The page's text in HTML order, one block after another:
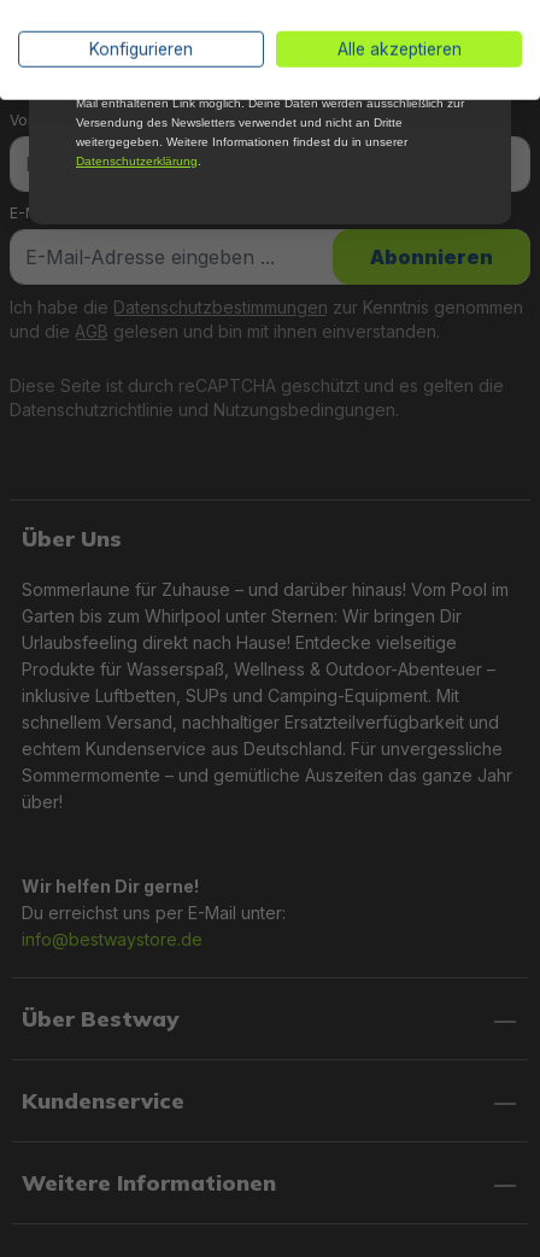
Gutschein auf nicht reduzierte Ware für Deinen
nächsten Einkauf.
E-Mail-Adresse
Vorname Nachname
Diese Seite ist durch reCAPTCHA geschützt und es gelten die
Datenschutzrichtlinie und Nutzungsbedingungen.
Ich habe die Datenschutzbestimmungen zur Kenntnis genommen
und die AGB gelesen und bin mit ihnen einverstanden.
Abonnieren
Über Uns
Sommerlaune für Zuhause – und darüber hinaus! Vom Pool im
Garten bis zum Whirlpool unter Sternen: Wir bringen Dir
Urlaubsfeeling direkt nach Hause! Entdecke vielseitige
Produkte für Wasserspaß, Wellness & Outdoor-Abenteuer –
inklusive Luftbetten, SUPs und Camping-Equipment. Mit
schnellem Versand, nachhaltiger Ersatzteilverfügbarkeit und
echtem Kundenservice aus Deutschland. Für unvergessliche
Sommermomente – und gemütliche Auszeiten das ganze Jahr
über!
Wir helfen Dir gerne!
Du erreichst uns per E-Mail unter:
info@bestwaystore.de
Über Bestway
Kundenservice
Weitere Informationen
Konfigurieren Alle akzeptieren
*Mit der Anmeldung zum Newsletter stimmst du zu, regelmäßig per E-
Mail über aktuelle Angebote, Aktionen und Produktneuheiten
Mail enthaltenen Link möglich. Deine Daten werden ausschließlich zur
Versendung des Newsletters verwendet und nicht an Dritte
weitergegeben. Weitere Informationen findest du in unserer
Datenschutzerklärung